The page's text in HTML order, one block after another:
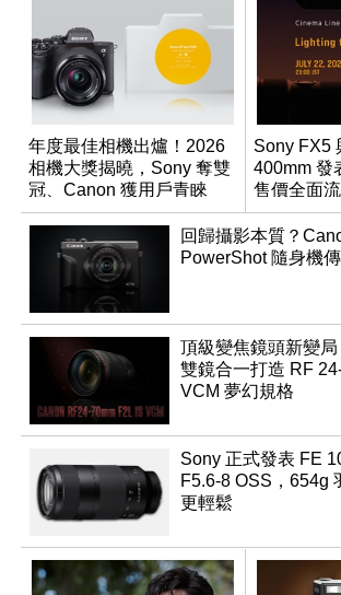
年度最佳相機出爐！2026
相機大獎揭曉，Sony 奪雙
冠、Canon 獲用戶青睞
Sony FX5
400mm 發
售價全面
回歸攝影本質？
PowerShot 隨身機
頂級變焦鏡頭新變
雙鏡合一打造 RF
VCM 夢幻規格
Sony 正式發表 FE
F5.6-8 OSS，654g
更輕鬆